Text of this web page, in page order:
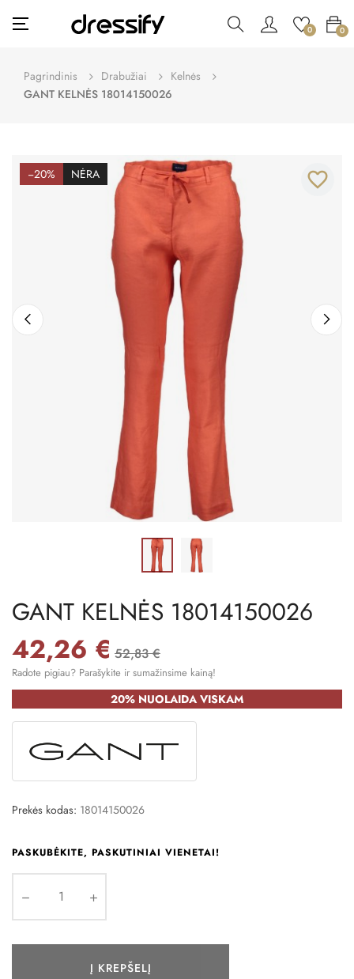
Toggle
navigation
☰ 0 0
Pagrindinis Drabužiai
Kelnės
GANT KELNĖS 18014150026
−20% NĖRA favorite_border
GANT KELNĖS 18014150026
42,26 € 52,83 €
Radote pigiau? Parašykite ir sumažinsime kainą!
20% NUOLAIDA VISKAM
Prekės kodas: 18014150026
PASKUBĖKITE, PASKUTINIAI VIENETAI!
Į KREPŠELĮ